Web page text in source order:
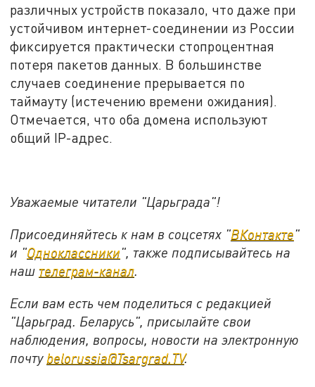
различных устройств показало, что даже при
устойчивом интернет-соединении из России
фиксируется практически стопроцентная
потеря пакетов данных. В большинстве
случаев соединение прерывается по
таймауту (истечению времени ожидания).
Отмечается, что оба домена используют
общий IP-адрес.
Уважаемые читатели "Царьграда"!
Присоединяйтесь к нам в соцсетях "ВКонтакте"
и "Одноклассники", также подписывайтесь на
наш телеграм-канал.
Если вам есть чем поделиться с редакцией
"Царьград. Беларусь", присылайте свои
наблюдения, вопросы, новости на электронную
почту belorussia@Tsargrad.TV.